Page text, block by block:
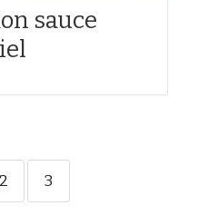
sauce
2 3